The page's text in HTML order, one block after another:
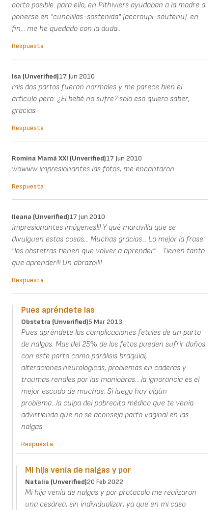
corto posible. para ello, en Pithiviers ayudaban a la madre a
ponerse en "cunclillas-sostenida" (accroupi-soutenu). en
fin... me he quedado con la duda...
Respuesta
Isa (unverified)17 Jun 2010
mis dos partos fueron normales y me parece bien el
artículo pero: ¿El bebé no sufre? solo eso quiero saber,
gracias.
Respuesta
Romina Mamá XXI (unverified)17 Jun 2010
wowww impresionantes las fotos, me encantaron.
Respuesta
Ileana (unverified)17 Jun 2010
Impresionantes imágenes!!! Y qué maravilla que se
divulguen estas cosas... Muchas gracias... Lo mejor la frase:
"los obstetras tienen que volver a aprender"... Tienen tanto
que aprender!!! Un abrazo!!!!
Respuesta
Pues apréndete las
Obstetra (unverified)5 Mar 2013
Pues apréndete las complicaciones fetales de un parto
de nalgas. Mas del 25% de los fetos pueden sufrir daños
con este parto como parálisis braquial,
alteraciones.neurologicas, problemas en caderas y
traumas renales por las maniobras....la ignorancia es el
mejor escudo de muchos. Si luego hay algún
problema...la culpa del pobrecito médico que te venía
advirtiendo que no se aconseja parto vaginal en las
nalgas
Respuesta
Mi hija venía de nalgas y por
Natalia (unverified)20 Feb 2022
Mi hija venía de nalgas y por protocolo me realizaron
una cesárea, sin individualizar, ya que en mi caso